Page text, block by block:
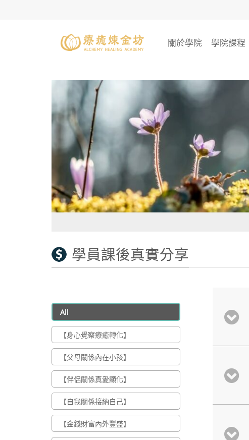
關於學院 學院課程
學員課後真實分享
All
【身心覺察療癒轉化】
【父母關係內在小孩】
【伴侶關係真愛顯化】
【自我關係接納自己】
【金錢財富內外豐盛】